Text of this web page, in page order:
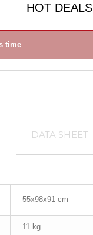
HOT DEALS
time
DATA SHEET
55x98x91 cm
11 kg